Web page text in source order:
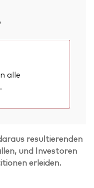
alle
resultierenden
und Investoren
erleiden.